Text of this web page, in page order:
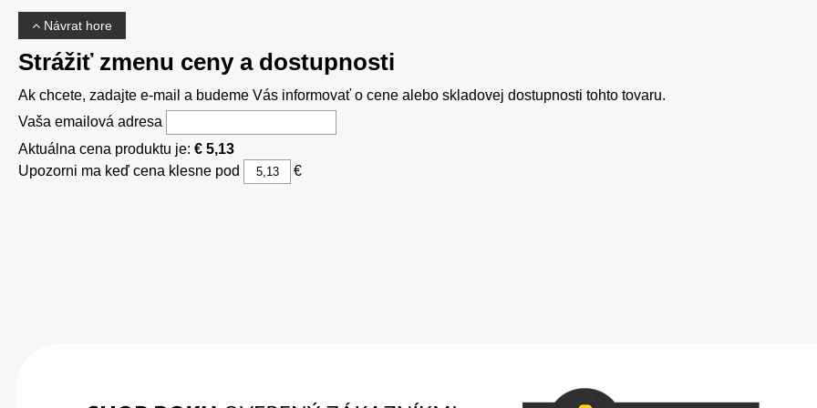
Návrat hore
Strážiť zmenu ceny a dostupnosti
Ak chcete, zadajte e-mail a budeme Vás informovať o cene alebo skladovej dostupnosti tohto tovaru.
Vaša emailová adresa
Aktuálna cena produktu je: € 5,13
Upozorni ma keď cena klesne pod
€